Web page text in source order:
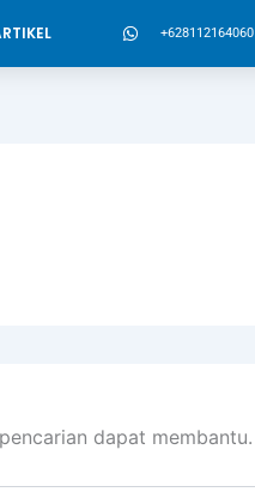
+628112164060
dapat membantu.